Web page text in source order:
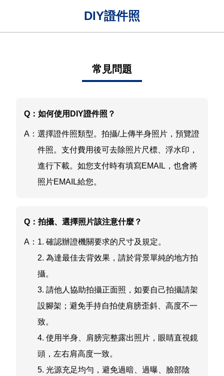
DIY證件照
常見問題
Q： 如何使用DIY證件照？
A： 選擇證件照類型。拍攝/上傳半身照片，預覽證
件照。支付費用後可去除照片尺標、浮水印，
進行下載。如您支付時有填寫EMAIL，也會將
照片EMAIL給您。
Q： 拍攝、選擇照片該注意什麼？
A： 1. 確認辦證機關要求的尺寸及規定。
2. 為達最佳去背效果，請於背景單純的地方拍
攝。
3. 請他人協助拍攝正面照，如要自己拍攝請架
設腳架；避免手持自拍使肩膀歪斜、高度不一
致。
4. 使用半身、肩膀完整露出照片，眼睛直視鏡
頭，左右肩高度一致。
5. 光源充足均勻，避免過暗、過曝、臉部陰